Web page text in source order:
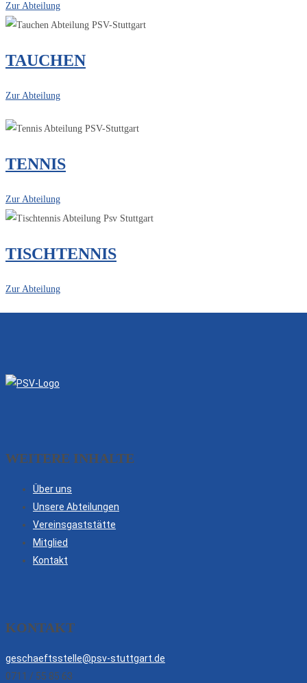
Zur Abteilung
TAUCHEN
Zur Abteilung
TENNIS
Zur Abteilung
TISCHTENNIS
Zur Abteilung
WEITERE INHALTE
Über uns
Unsere Abteilungen
Vereinsgaststätte
Mitglied
Kontakt
KONTAKT
geschaeftsstelle@psv-stuttgart.de
0711 / 55 85 63